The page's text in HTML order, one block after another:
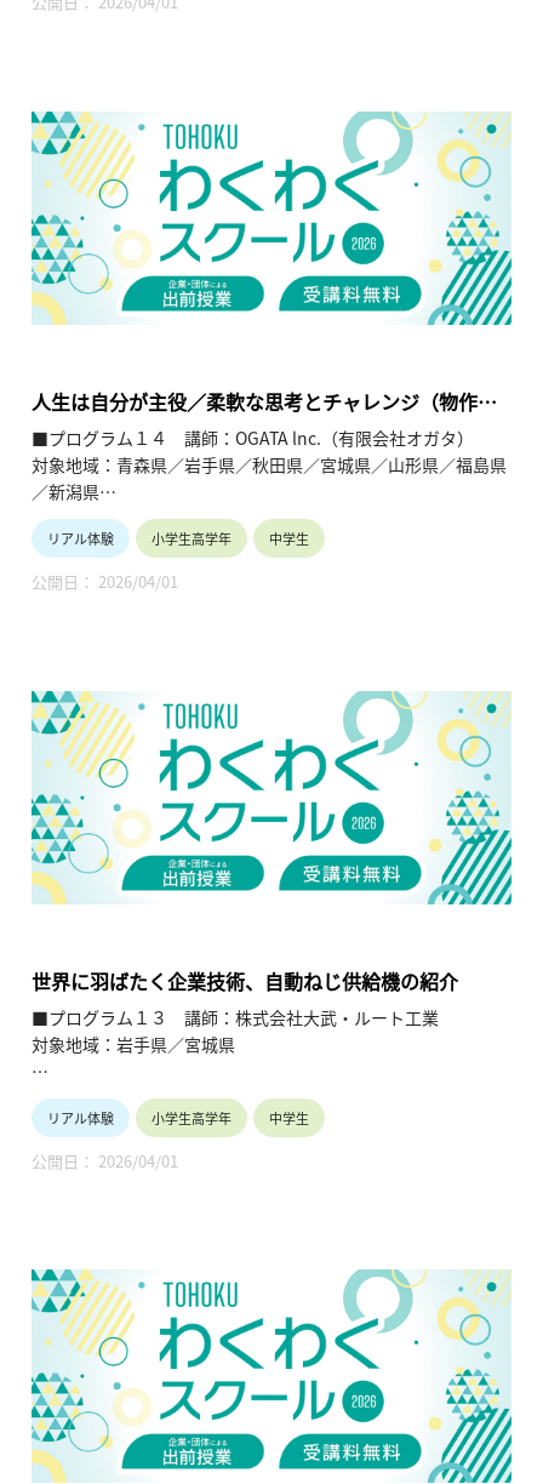
【内容】
きっかけを提供する。
【TOHOKUわくわくスクール】主催：公益財団法人東北活性化
研究センター（https://www.kasseiken.jp/）
東北6県ならびに新潟県の小学生・中学生・高校生を対象と
し、当地域に所在し活躍している様々な分野の企業や団体とを
繋ぐ出前授業です。学問の面白さ・楽しさに触れつつ、地元の
企業や団体の活動内容に触れることで、地元の地域社会・産業
人生は自分が主役／柔軟な思考とチャレンジ（物作り
の楽しさ）
■プログラム１４ 講師：OGATA lnc.（有限会社オガタ）
対象地域：青森県／岩手県／秋田県／宮城県／山形県／福島県
／新潟県
【テーマ】
・人生は自分が主役
・柔軟な思考とチャレンジ（物作りの楽しさ）
らの生き方について勇気や参考に繋げる講話。（オリジナル
art家具を授業に持参し、実際に見たり触れたりしてもらう）
【TOHOKUわくわくスクール】主催：公益財団法人東北活性化
研究センター（https://www.kasseiken.jp/）
東北6県ならびに新潟県の小学生・中学生・高校生を対象と
し、当地域に所在し活躍している様々な分野の企業や団体とを
繋ぐ出前授業です。学問の面白さ・楽しさに触れつつ、地元の
を目的とします。
リアル体験 小学生高学年 中学生
公開日： 2026/04/01
世界に羽ばたく企業技術、自動ねじ供給機の紹介
■プログラム１３ 講師：株式会社大武・ルート工業
対象地域：岩手県／宮城県
【テーマ】
世界に羽ばたく企業技術、自動ねじ供給機の紹介
【内容】
【TOHOKUわくわくスクール】主催：公益財団法人東北活性化
研究センター（https://www.kasseiken.jp/）
東北6県ならびに新潟県の小学生・中学生・高校生を対象と
し、当地域に所在し活躍している様々な分野の企業や団体とを
繋ぐ出前授業です。学問の面白さ・楽しさに触れつつ、地元の
企業や団体の活動内容に触れることで、地元の地域社会・産業
の理解を深めると共に、将来の選択肢の参考としてもらうこと
を目的とします。
リアル体験 小学生高学年 中学生
公開日： 2026/04/01